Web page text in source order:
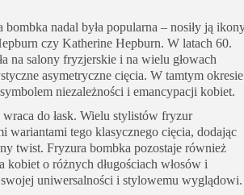
nadal była popularna – nosiły ją
czy Katherine Hepburn. W latach 60.
na salony fryzjerskie i na wielu głowach
asymetryczne cięcia. W tamtym okresie
niezależności i emancypacji kobiet.
do łask. Wielu stylistów fryzur
wariantami tego klasycznego cięcia, dodając
twist. Fryzura bombka pozostaje również
o różnych długościach włosów i
swojej uniwersalności i stylowemu wyglądowi.